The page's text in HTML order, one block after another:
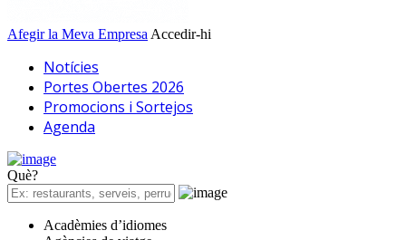
Afegir la Meva Empresa Accedir-hi
Notícies
Portes Obertes 2026
Promocions i Sortejos
Agenda
Què?
Acadèmies d’idiomes